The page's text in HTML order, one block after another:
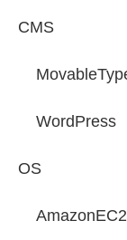
CMS
WordPress
OS